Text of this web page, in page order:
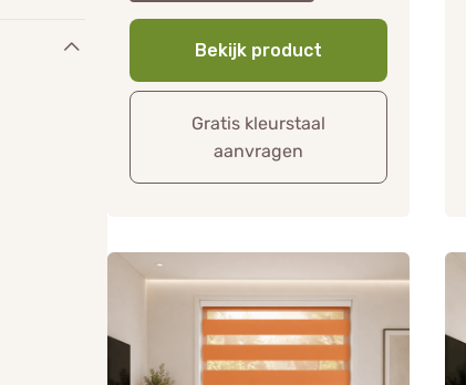
Bekijk product
Gratis kleurstaal
aanvragen